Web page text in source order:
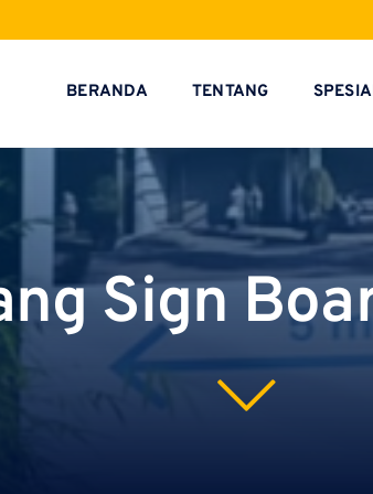
BERANDA TENTANG
Sign